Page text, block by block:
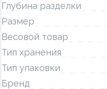
Глубина разделки
Размер
Весовой товар
Тип хранения
Тип упаковки
Бренд